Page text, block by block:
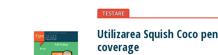
TESTARE
Utilizarea Squish Coco
coverage